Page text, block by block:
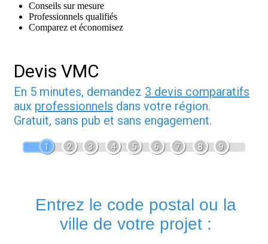
Conseils sur mesure
Professionnels qualifiés
Comparez et économisez
Devis VMC
En 5 minutes, demandez 3 devis comparatifs
aux professionnels dans votre région.
Gratuit, sans pub et sans engagement.
1 2 3 4 5 6 7 8 9
Entrez le code postal ou la
ville de votre projet :